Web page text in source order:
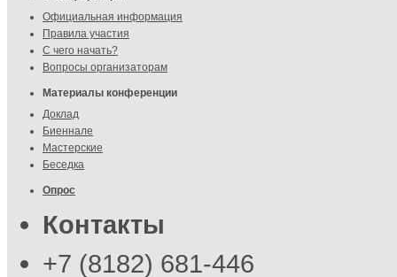
Официальная информация
Правила участия
С чего начать?
Вопросы организаторам
Материалы конференции
Доклад
Биеннале
Мастерские
Беседка
Опрос
Контакты
+7 (8182) 681-446